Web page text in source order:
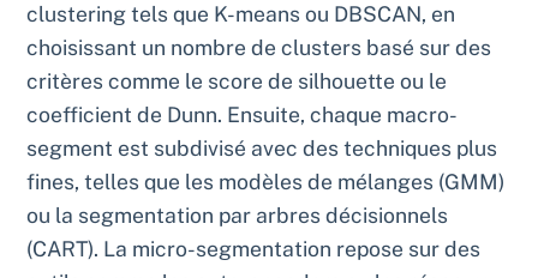
clustering tels que K-means ou DBSCAN, en
choisissant un nombre de clusters basé sur des
critères comme le score de silhouette ou le
coefficient de Dunn. Ensuite, chaque macro-
segment est subdivisé avec des techniques plus
fines, telles que les modèles de mélanges (GMM)
ou la segmentation par arbres décisionnels
(CART). La micro-segmentation repose sur des